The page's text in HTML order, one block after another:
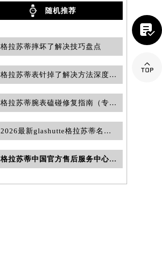
随机推荐
格拉苏蒂摔坏了解决技巧盘点
格拉苏蒂表针掉了解决方法深度解析
格拉苏蒂腕表磕碰修复指南（专业技巧与案例分析）
2026最新glashutte格拉苏蒂名表官方维修保养服务中心地址考察报告
格拉苏蒂中国官方售后服务中心｜最新热线及完整维修地址权威信息公告（2026年7月更新）

